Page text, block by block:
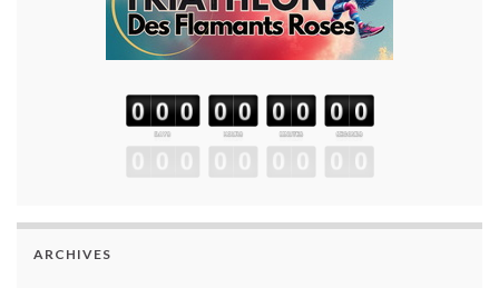
ARCHIVES